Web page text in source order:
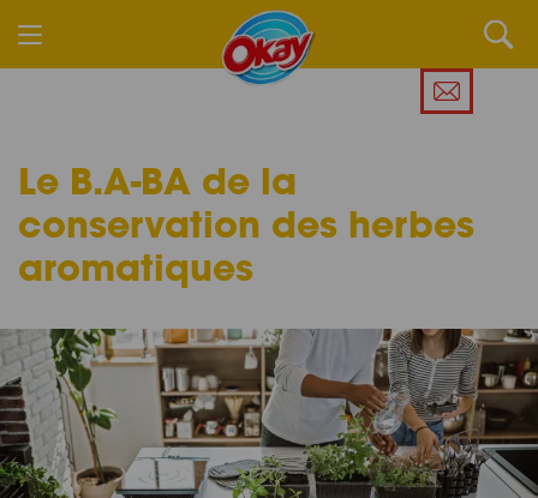
Le B.A-BA de la
conservation des herbes
aromatiques